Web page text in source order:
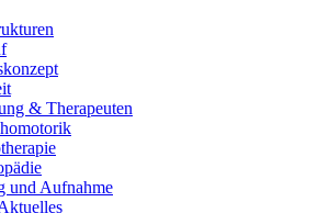
& Therapeuten
und Aufnahme